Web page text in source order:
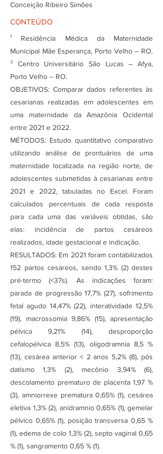
Conceição Ribeiro Simões
CONTEÚDO
¹ Residência Médica da Maternidade
Municipal Mãe Esperança, Porto Velho – RO.
² Centro Universitário São Lucas – Afya,
Porto Velho – RO.
OBJETIVOS: Comparar dados referentes às
cesarianas realizadas em adolescentes em
uma maternidade da Amazônia Ocidental
entre 2021 e 2022.
MÉTODOS: Estudo quantitativo comparativo
utilizando análise de prontuários de uma
maternidade localizada na região norte, de
adolescentes submetidas à cesarianas entre
2021 e 2022, tabuladas no Excel. Foram
calculados percentuais de cada resposta
para cada uma das variáveis obtidas, são
elas: incidência de partos cesáreos
realizados, idade gestacional e indicação.
RESULTADOS: Em 2021 foram contabilizados
152 partos cesáreos, sendo 1,3% (2) destes
pré-termo (<37s). As indicações foram:
parada de progressão 17,7% (27), sofrimento
fetal agudo 14,47% (22), interatividade 12,5%
(19), macrossomia 9,86% (15), apresentação
pélvica 9,21% (14), desproporção
cefalopélvica 8,5% (13), oligodramnia 8,5 %
(13), cesárea anterior < 2 anos 5,2% (8), pós
datismo 1,3% (2), mecônio 3,94% (6),
descolamento prematuro de placenta 1,97 %
(3), amniorrexe prematura 0,65% (1), cesárea
eletiva 1,3% (2), anidramnio 0,65% (1), gemelar
pélvico 0,65% (1), posição transversa 0,65 %
(1), edema de colo 1,3% (2), septo vaginal 0,65
% (1), sangramento 0,65 % (1).